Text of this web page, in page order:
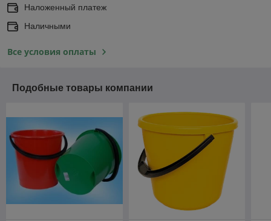
Наложенный платеж
Наличными
Все условия оплаты
Подобные товары компании